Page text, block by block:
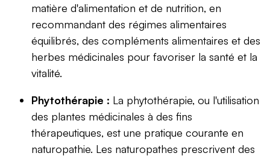
matière d'alimentation et de nutrition, en
recommandant des régimes alimentaires
équilibrés, des compléments alimentaires et des
herbes médicinales pour favoriser la santé et la
vitalité.
Phytothérapie : La phytothérapie, ou l'utilisation
des plantes médicinales à des fins
thérapeutiques, est une pratique courante en
naturopathie. Les naturopathes prescrivent des